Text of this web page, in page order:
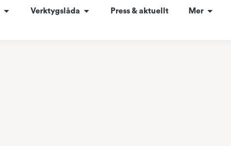
Verktygslåda Press & aktuellt Mer